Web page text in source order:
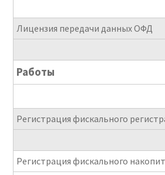
Лицензия передачи данных ОФД
Работы
Регистрация фискального
Регистрация фискального